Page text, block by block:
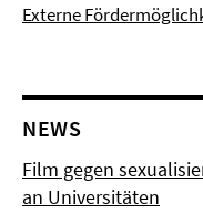
Externe
NEWS
Film gegen
an Universitäten